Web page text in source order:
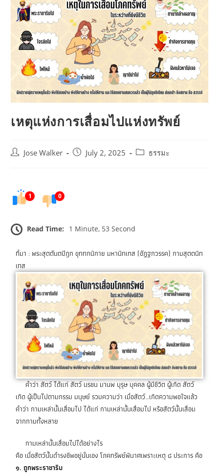
เหตุแห่งการเสื่อมไปแห่งทรัพย์
Jose Walker July 2, 2025 ธรรมะ
1 0
Read Time: 1 Minute, 53 Second
ที่มา : พระสุตตันตปิฎก ขุททกนิกาย มหานิทเทส (อัฏฐกวรรค) กามสุตตนิท
เทส
คำว่า สัตว์ ได้แก่ สัตว์ นรชน มานพ บุรุษ บุคคล ผู้มีชีวิต ผู้เกิด สัตว์
เกิด ผู้เป็นไปตามกรรม มนุษย์ รวมความว่า เมื่อสัตว์…เกิดความพอใจแล้ว
คำว่า กามเหล่านั้นเสื่อมไป ได้แก่ กามเหล่านั้นเสื่อมไป หรือสัตว์นั้นเสื่อม
จากกามทั้งหลาย
กามเหล่านั้นเสื่อมไปได้อย่างไร
คือ เมื่อสัตว์นั้นดำรงชีพอยู่นั่นเอง โภคทรัพย์พินาศเพราะเหตุ ๘ ประการ คือ
๑. ถูกพระราชาริบ